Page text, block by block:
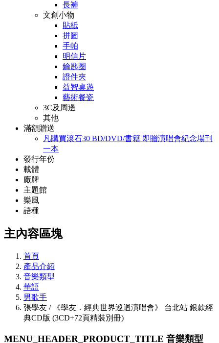
長褲
文創小物
貼紙
拼圖
手帕
明信片
鑰匙圈
證件夾
益智桌遊
藝術餐瓷
3C及周邊
其他
滿額贈送
凡購買滾石30 BD/DVD/書籍 即贈演唱會紀念場刊
一本
發行年份
載體
廠牌
主題館
樂風
語種
主內容區塊
首頁
產品介紹
音樂類型
華語
男歌手
張學友 / 《學友．經典世界巡迴演唱會》 台北站 銀款經
典CD版 (3CD+72頁精裝別冊)
MENU_HEADER_PRODUCT_TITLE 音樂類型